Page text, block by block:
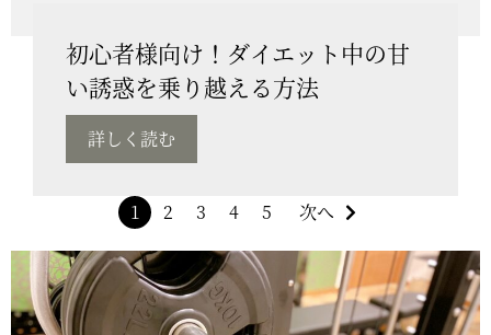
初心者様向け！ダイエット中の甘
い誘惑を乗り越える方法
詳しく読む
1 2 3 4 5 次へ